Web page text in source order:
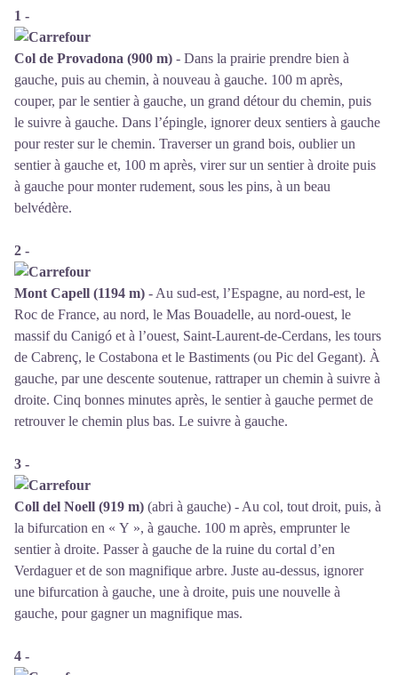
1 -
Col de Provadona (900 m) - Dans la prairie prendre bien à
gauche, puis au chemin, à nouveau à gauche. 100 m après,
couper, par le sentier à gauche, un grand détour du chemin, puis
le suivre à gauche. Dans l’épingle, ignorer deux sentiers à gauche
pour rester sur le chemin. Traverser un grand bois, oublier un
sentier à gauche et, 100 m après, virer sur un sentier à droite puis
à gauche pour monter rudement, sous les pins, à un beau
belvédère.
2 -
Mont Capell (1194 m) - Au sud-est, l’Espagne, au nord-est, le
Roc de France, au nord, le Mas Bouadelle, au nord-ouest, le
massif du Canigó et à l’ouest, Saint-Laurent-de-Cerdans, les tours
de Cabrenç, le Costabona et le Bastiments (ou Pic del Gegant). À
gauche, par une descente soutenue, rattraper un chemin à suivre à
droite. Cinq bonnes minutes après, le sentier à gauche permet de
retrouver le chemin plus bas. Le suivre à gauche.
3 -
Coll del Noell (919 m) (abri à gauche) - Au col, tout droit, puis, à
la bifurcation en « Y », à gauche. 100 m après, emprunter le
sentier à droite. Passer à gauche de la ruine du cortal d’en
Verdaguer et de son magnifique arbre. Juste au-dessus, ignorer
une bifurcation à gauche, une à droite, puis une nouvelle à
gauche, pour gagner un magnifique mas.
4 -